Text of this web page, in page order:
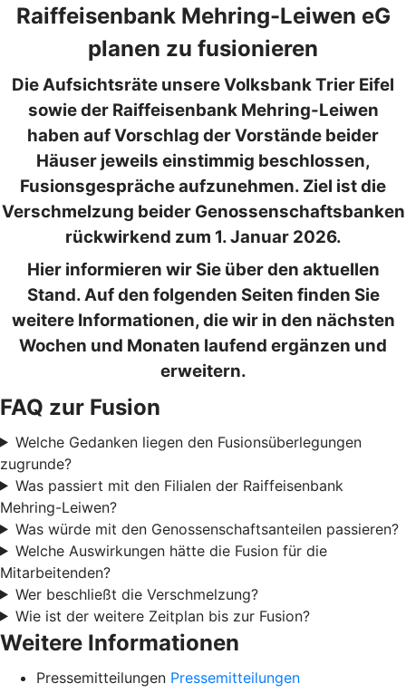
Raiffeisenbank Mehring-Leiwen eG
planen zu fusionieren
Die Aufsichtsräte unsere Volksbank Trier Eifel
sowie der Raiffeisenbank Mehring-Leiwen
haben auf Vorschlag der Vorstände beider
Häuser jeweils einstimmig beschlossen,
Fusionsgespräche aufzunehmen. Ziel ist die
Verschmelzung beider Genossenschaftsbanken
rückwirkend zum 1. Januar 2026.
Hier informieren wir Sie über den aktuellen
Stand. Auf den folgenden Seiten finden Sie
weitere Informationen, die wir in den nächsten
Wochen und Monaten laufend ergänzen und
erweitern.
FAQ zur Fusion
Welche Gedanken liegen den Fusionsüberlegungen
zugrunde?
Was passiert mit den Filialen der Raiffeisenbank
Mehring-Leiwen?
Was würde mit den Genossenschaftsanteilen passieren?
Welche Auswirkungen hätte die Fusion für die
Mitarbeitenden?
Wer beschließt die Verschmelzung?
Wie ist der weitere Zeitplan bis zur Fusion?
Weitere Informationen
Pressemitteilungen Pressemitteilungen